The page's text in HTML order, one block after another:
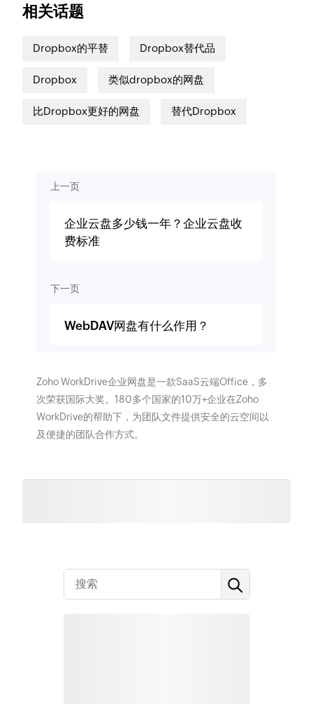
相关话题
Dropbox的平替 Dropbox替代品
Dropbox 类似dropbox的网盘
比Dropbox更好的网盘 替代Dropbox
上一页
企业云盘多少钱一年？企业云盘收
费标准
下一页
WebDAV网盘有什么作用？
Zoho WorkDrive企业网盘是一款SaaS云端Office，多
次荣获国际大奖。180多个国家的10万+企业在Zoho
WorkDrive的帮助下，为团队文件提供安全的云空间以
及便捷的团队合作方式。